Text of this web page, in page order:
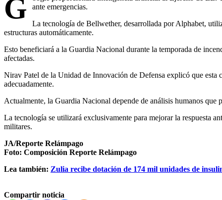
G
ante emergencias.
La tecnología de Bellwether, desarrollada por Alphabet,
estructuras automáticamente.
Esto beneficiará a la Guardia Nacional durante la temporada de
afectadas.
Nirav Patel de la Unidad de Innovación de Defensa explicó que
adecuadamente.
Actualmente, la Guardia Nacional depende de análisis humanos que
La tecnología se utilizará exclusivamente para mejorar la respuesta
militares.
JA/Reporte Relámpago
Foto: Composición Reporte Relámpago
Lea también: Zulia recibe dotación de 174 mil unidades de
Compartir noticia